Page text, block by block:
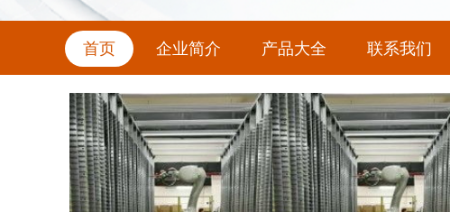
首页 企业简介 产品大全 联系我们